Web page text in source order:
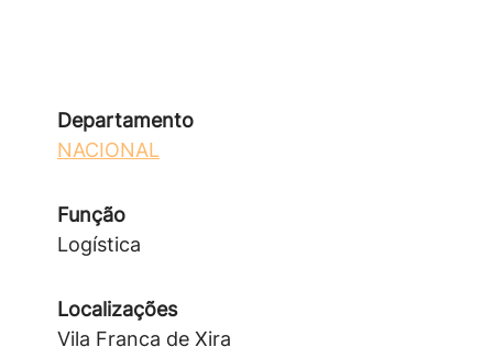
Departamento
NACIONAL
Função
Logística
Localizações
Vila Franca de Xira